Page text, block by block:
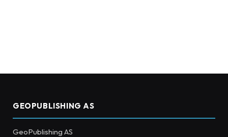
GEOPUBLISHING AS
GeoPublishing AS